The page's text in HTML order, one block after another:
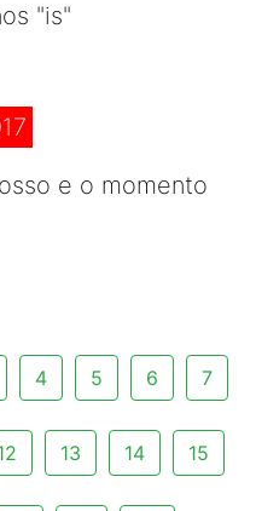
"is"
e o momento
4 5 6 7
13 14 15